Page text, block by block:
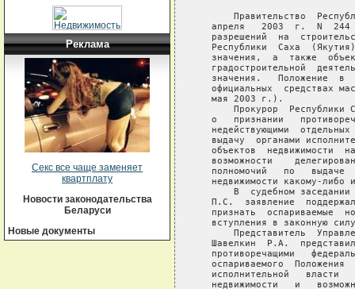
Реклама
Секс все чаще заменяет
квартплату
Новости законодательства
Беларуси
Новые документы